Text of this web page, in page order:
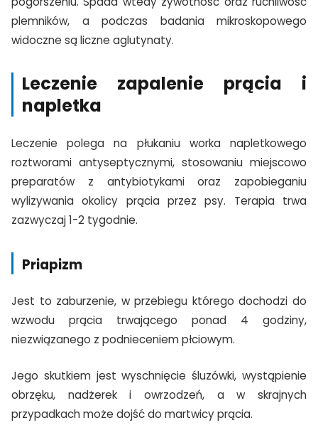
plemników, a podczas badania mikroskopowego
widoczne są liczne aglutynaty.
Leczenie zapalenie prącia i
napletka
Leczenie polega na płukaniu worka napletkowego
roztworami antyseptycznymi, stosowaniu miejscowo
preparatów z antybiotykami oraz zapobieganiu
wylizywania okolicy prącia przez psy. Terapia trwa
zazwyczaj 1-2 tygodnie.
Priapizm
Jest to zaburzenie, w przebiegu którego dochodzi do
wzwodu prącia trwającego ponad 4 godziny,
niezwiązanego z podnieceniem płciowym.
Jego skutkiem jest wyschnięcie śluzówki, wystąpienie
obrzęku, nadżerek i owrzodzeń, a w skrajnych
przypadkach może dojść do martwicy prącia.